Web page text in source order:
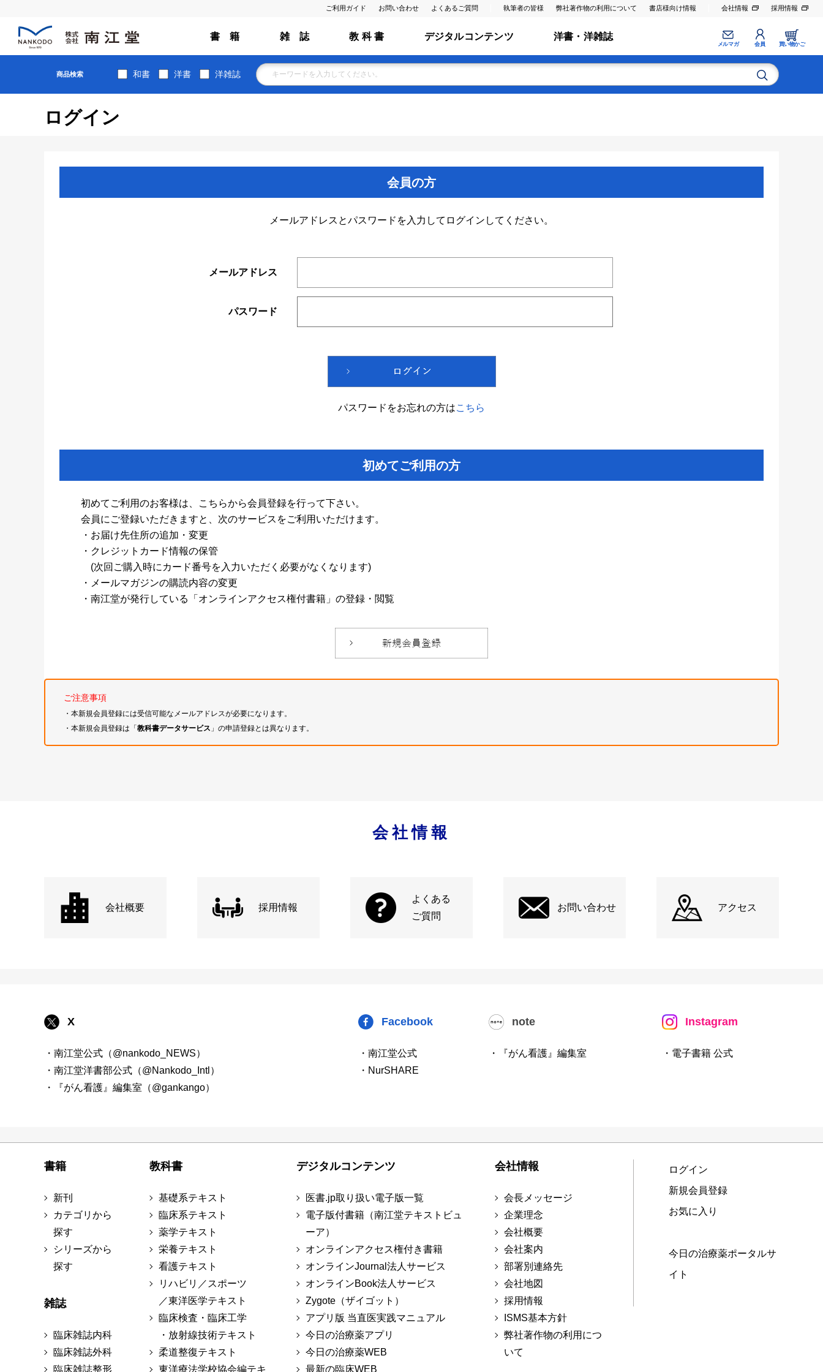
ご利用ガイド お問い合わせ よくあるご質問 執筆者の皆様 弊社著作物の利用について 書店様向け情報 会社情報 採用情報
書 籍 雑 誌 教 科 書 デジタルコンテンツ 洋書・洋雑誌
メルマガ 会員 買い物かご
商品検索 和書 洋書 洋雑誌
ログイン
会員の方
メールアドレスとパスワードを入力してログインしてください。
メールアドレス
パスワード
パスワードをお忘れの方はこちら
初めてご利用の方
初めてご利用のお客様は、こちらから会員登録を行って下さい。
会員にご登録いただきますと、次のサービスをご利用いただけます。
・お届け先住所の追加・変更
・クレジットカード情報の保管
(次回ご購入時にカード番号を入力いただく必要がなくなります)
・メールマガジンの購読内容の変更
・南江堂が発行している「オンラインアクセス権付書籍」の登録・閲覧
ご注意事項
・本新規会員登録には受信可能なメールアドレスが必要になります。
・本新規会員登録は「教科書データサービス 」の申請登録とは異なります。
会社情報
会社概要 採用情報
よくある
ご質問
お問い合わせ アクセス
X
・南江堂公式（@nankodo_NEWS）
・南江堂洋書部公式（@Nankodo_Intl）
・『がん看護』編集室（@gankango）
Facebook
・南江堂公式
・NurSHARE
note
・『がん看護』編集室
Instagram
・電子書籍 公式
書籍
新刊
カテゴリから
探す
シリーズから
探す
雑誌
臨床雑誌内科
臨床雑誌外科
臨床雑誌整形
教科書
基礎系テキスト
臨床系テキスト
薬学テキスト
栄養テキスト
看護テキスト
リハビリ／スポーツ
／東洋医学テキスト
臨床検査・臨床工学
・放射線技術テキスト
柔道整復テキスト
東洋療法学校協会編テキ
デジタルコンテンツ
医書.jp取り扱い電子版一覧
電子版付書籍（南江堂テキストビュ
ーア）
オンラインアクセス権付き書籍
オンラインJournal法人サービス
オンラインBook法人サービス
Zygote（ザイゴット）
アプリ版 当直医実践マニュアル
今日の治療薬アプリ
今日の治療薬WEB
最新の臨床WEB
会社情報
会長メッセージ
企業理念
会社概要
会社案内
部署別連絡先
会社地図
採用情報
ISMS基本方針
弊社著作物の利用につ
いて
ログイン
新規会員登録
お気に入り
今日の治療薬ポータルサ
イト